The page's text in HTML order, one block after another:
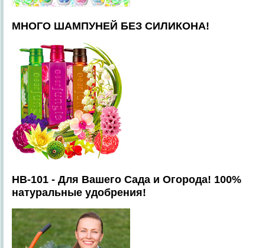
МНОГО ШАМПУНЕЙ БЕЗ СИЛИКОНА!
HB-101 - Для Вашего Сада и Огорода! 100%
натуральные удобрения!